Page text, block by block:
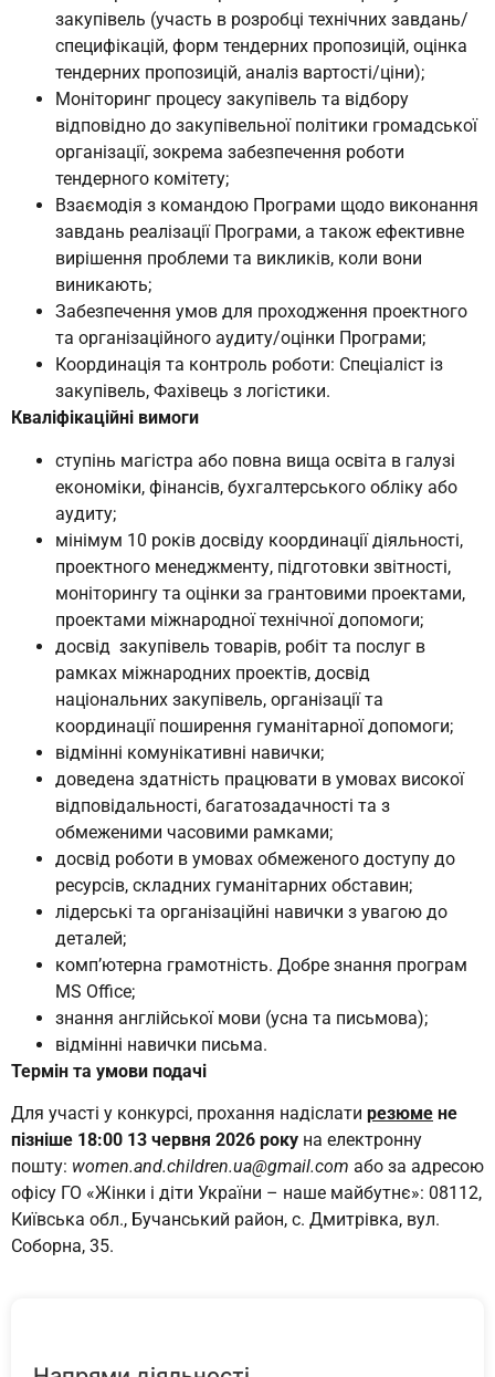
закупівель (участь в розробці технічних завдань/
специфікацій, форм тендерних пропозицій, оцінка
тендерних пропозицій, аналіз вартості/ціни);
Моніторинг процесу закупівель та відбору
відповідно до закупівельної політики громадської
організації, зокрема забезпечення роботи
тендерного комітету;
Взаємодія з командою Програми щодо виконання
завдань реалізації Програми, а також ефективне
вирішення проблеми та викликів, коли вони
виникають;
Забезпечення умов для проходження проектного
та організаційного аудиту/оцінки Програми;
Координація та контроль роботи: Спеціаліст із
закупівель, Фахівець з логістики.
Кваліфікаційні вимоги
ступінь магістра або повна вища освіта в галузі
економіки, фінансів, бухгалтерського обліку або
аудиту;
мінімум 10 років досвіду координації діяльності,
проектного менеджменту, підготовки звітності,
моніторингу та оцінки за грантовими проектами,
проектами міжнародної технічної допомоги;
досвід закупівель товарів, робіт та послуг в
рамках міжнародних проектів, досвід
національних закупівель, організації та
координації поширення гуманітарної допомоги;
відмінні комунікативні навички;
доведена здатність працювати в умовах високої
відповідальності, багатозадачності та з
обмеженими часовими рамками;
досвід роботи в умовах обмеженого доступу до
ресурсів, складних гуманітарних обставин;
лідерські та організаційні навички з увагою до
деталей;
комп’ютерна грамотність. Добре знання програм
MS Office;
знання англійської мови (усна та письмова);
відмінні навички письма.
Термін та умови подачі
Для участі у конкурсі, прохання надіслати резюме не
пізніше 18:00 13 червня 2026 року на електронну
пошту: women.and.children.ua@gmail.com або за адресою
офісу ГО «Жінки і діти України – наше майбутнє»: 08112,
Київська обл., Бучанський район, с. Дмитрівка, вул.
Соборна, 35.